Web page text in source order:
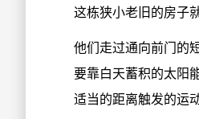
这栋狭小老旧的房子
他们走过通向前门的
要靠白天蓄积的太阳
适当的距离触发的